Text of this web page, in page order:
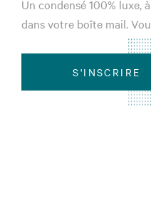
Un condensé 100% luxe,
dans votre boîte mail.
S'INSCRIRE